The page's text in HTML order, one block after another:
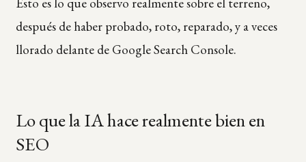
después de haber probado, roto, reparado, y a veces
llorado delante de Google Search Console.
Lo que la IA hace realmente bien en
SEO